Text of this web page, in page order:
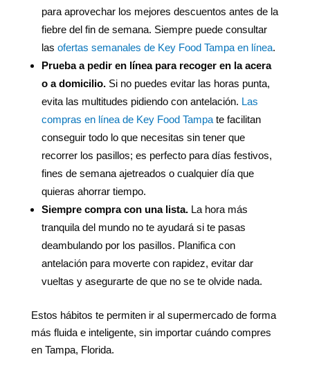
para aprovechar los mejores descuentos antes de la
fiebre del fin de semana. Siempre puede consultar
las ofertas semanales de Key Food Tampa en línea.
Prueba a pedir en línea para recoger en la acera
o a domicilio.Si no puedes evitar las horas punta,
evita las multitudes pidiendo con antelación. Las
compras en línea de Key Food Tampate facilitan
conseguir todo lo que necesitas sin tener que
recorrer los pasillos; es perfecto para días festivos,
fines de semana ajetreados o cualquier día que
quieras ahorrar tiempo.
Siempre compra con una lista.La hora más
tranquila del mundo no te ayudará si te pasas
deambulando por los pasillos. Planifica con
antelación para moverte con rapidez, evitar dar
vueltas y asegurarte de que no se te olvide nada.
Estos hábitos te permiten ir al supermercado de forma
más fluida e inteligente, sin importar cuándo compres
en Tampa, Florida.